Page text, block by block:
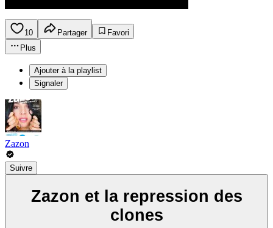
10 Partager
Favori
Plus
Ajouter à la playlist
Signaler
Zazon
Suivre
Zazon et la repression des
clones